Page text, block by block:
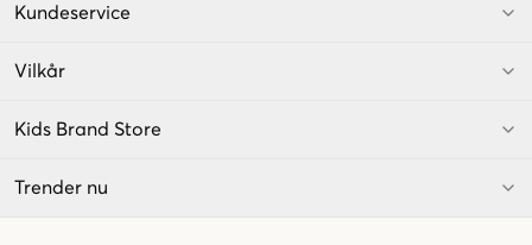
Kundeservice
Vilkår
Kids Brand Store
Trender nu